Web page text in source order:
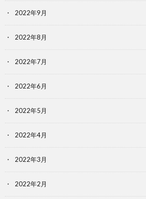
2022年9月
2022年8月
2022年7月
2022年6月
2022年5月
2022年4月
2022年3月
2022年2月